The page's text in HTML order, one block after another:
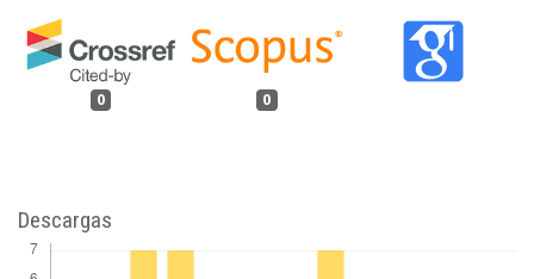
0 0
Descargas